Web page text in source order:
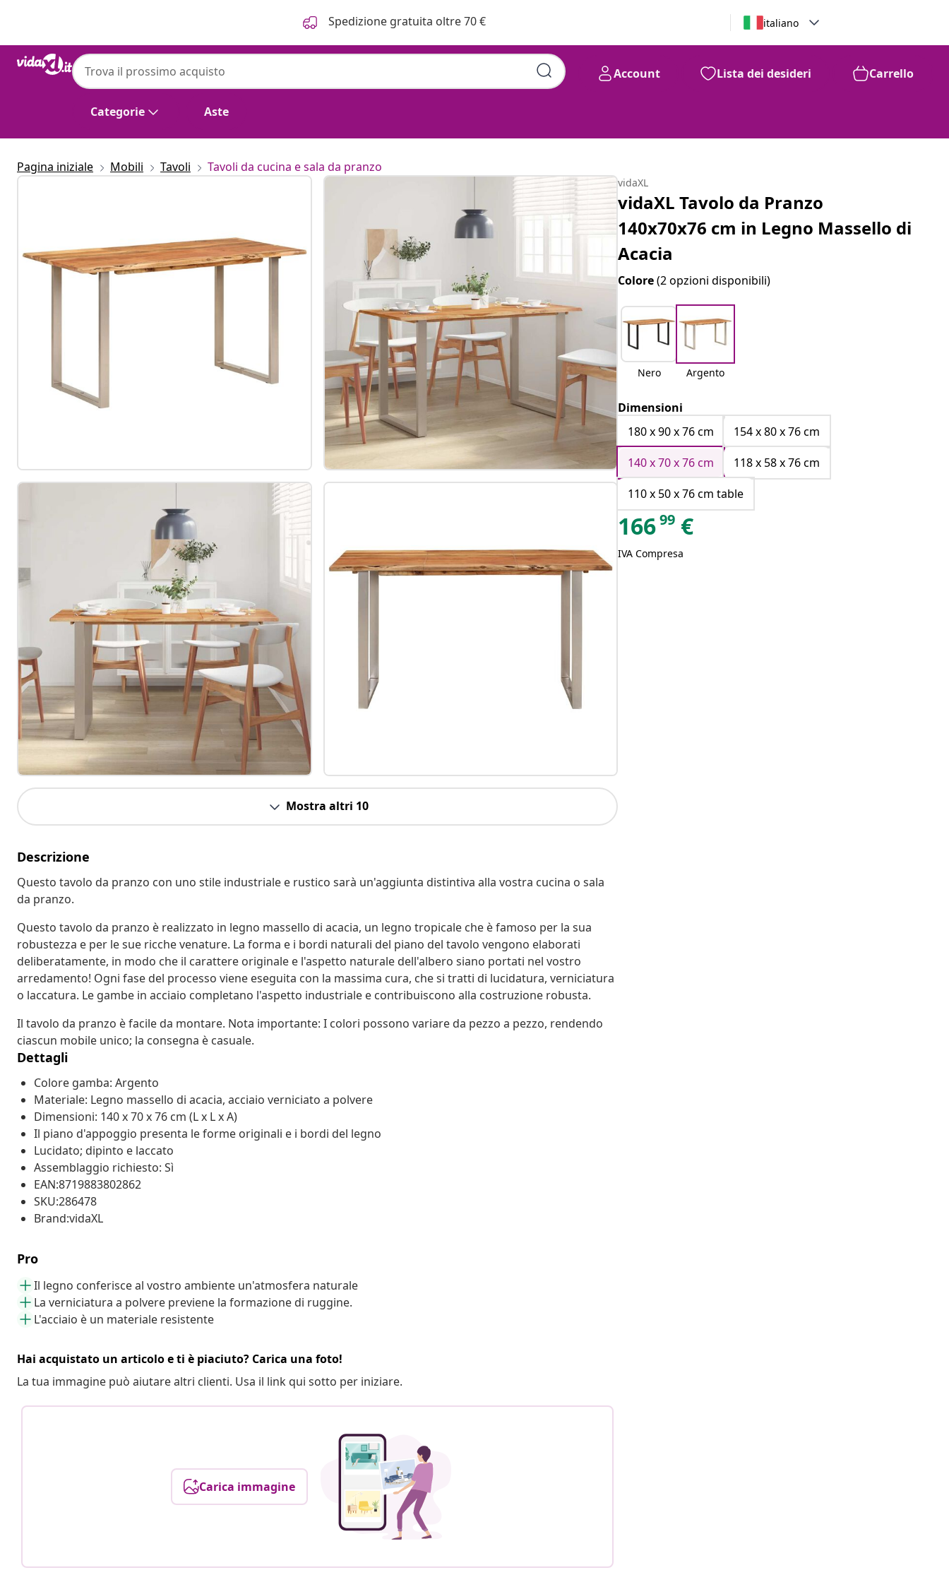
Spedizione gratuita oltre 70 € italiano
Categorie Aste
Account Lista dei desideri Carrello
Pagina iniziale Mobili Tavoli Tavoli da cucina e sala da pranzo
Mostra altri 10
Descrizione
Questo tavolo da pranzo con uno stile industriale e rustico sarà un'aggiunta distintiva alla vostra cucina o sala
da pranzo.
Questo tavolo da pranzo è realizzato in legno massello di acacia, un legno tropicale che è famoso per la sua
robustezza e per le sue ricche venature. La forma e i bordi naturali del piano del tavolo vengono elaborati
deliberatamente, in modo che il carattere originale e l'aspetto naturale dell'albero siano portati nel vostro
arredamento! Ogni fase del processo viene eseguita con la massima cura, che si tratti di lucidatura, verniciatura
o laccatura. Le gambe in acciaio completano l'aspetto industriale e contribuiscono alla costruzione robusta.
Il tavolo da pranzo è facile da montare. Nota importante: I colori possono variare da pezzo a pezzo, rendendo
ciascun mobile unico; la consegna è casuale.
Dettagli
Colore gamba: Argento
Materiale: Legno massello di acacia, acciaio verniciato a polvere
Dimensioni: 140 x 70 x 76 cm (L x L x A)
Il piano d'appoggio presenta le forme originali e i bordi del legno
Lucidato; dipinto e laccato
Assemblaggio richiesto: Sì
EAN:8719883802862
SKU:286478
Brand:vidaXL
Pro
Il legno conferisce al vostro ambiente un'atmosfera naturale
La verniciatura a polvere previene la formazione di ruggine.
L'acciaio è un materiale resistente
Hai acquistato un articolo e ti è piaciuto? Carica una foto!
La tua immagine può aiutare altri clienti. Usa il link qui sotto per iniziare.
Carica immagine
vidaXL
vidaXL Tavolo da Pranzo
140x70x76 cm in Legno Massello di
Acacia
Colore(2 opzioni disponibili)
Nero Argento
Dimensioni
180 x 90 x 76 cm
154 x 80 x 76 cm
140 x 70 x 76 cm
118 x 58 x 76 cm
110 x 50 x 76 cm table
16699 €
IVA Compresa